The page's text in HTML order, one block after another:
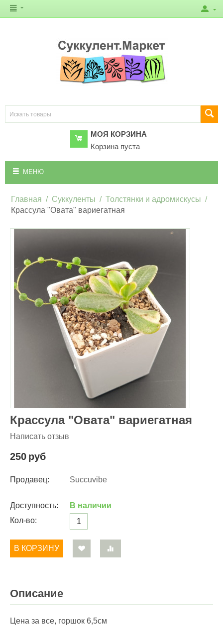
МОЯ КОРЗИНА
Корзина пуста
МЕНЮ
Главная / Суккуленты / Толстянки и адромискусы /
Крассула "Овата" вариегатная
Крассула "Овата" вариегатная
Написать отзыв
250 руб
Продавец: Succuvibe
Доступность:
В наличии
Кол-во:
В КОРЗИНУ
Описание
Цена за все, горшок 6,5см